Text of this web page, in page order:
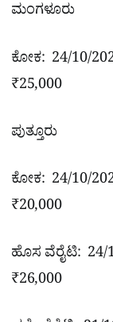
ಮಂಗಳೂರು
ಕೋಕ: 24/10/
₹25,000
ಪುತ್ತೂರು
ಕೋಕ: 24/10/
₹20,000
ಹೊಸ ವೆರೈಟಿ: 24/
₹26,000